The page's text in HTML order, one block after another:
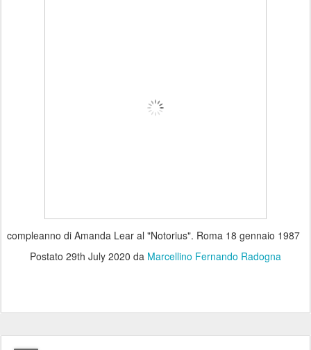
compleanno di Amanda Lear al "Notorius". Roma 18 gennaio 1987
Postato 29th July 2020 da Marcellino Fernando Radogna